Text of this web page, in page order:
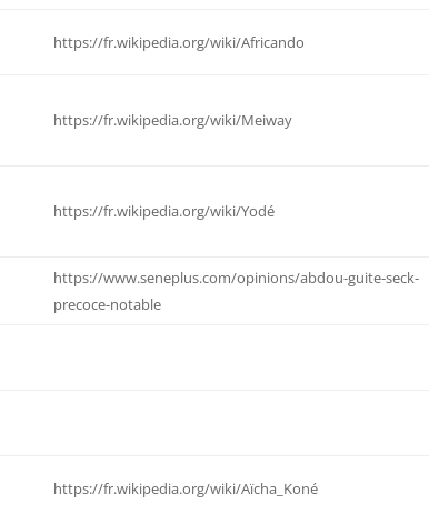
https://fr.wikipedia.org/wiki/Africando
https://fr.wikipedia.org/wiki/Meiway
https://fr.wikipedia.org/wiki/Yodé
https://www.seneplus.com/opinions/abdou-guite-seck-
precoce-notable
https://fr.wikipedia.org/wiki/Aïcha_Koné